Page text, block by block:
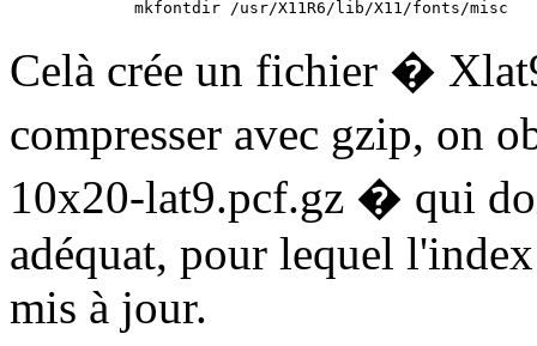
Celà crée un fichier �
compresser avec gzip, on
10x20-lat9.pcf.gz � qui
adéquat, pour lequel
mis à jour.